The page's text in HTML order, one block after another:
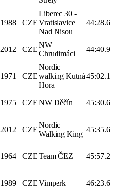
1988 CZE
Liberec 30 -
Vratislavice
Nad Nisou
44:28.6
2012 CZE
NW
Chrudimáci
44:40.9
1971 CZE
Nordic
walking Kutná
Hora
45:02.1
1975 CZENW Děčín 45:30.6
2012 CZE
Nordic
Walking King
45:35.6
1964 CZETeam ČEZ 45:57.2
1989 CZEVimperk 46:23.6